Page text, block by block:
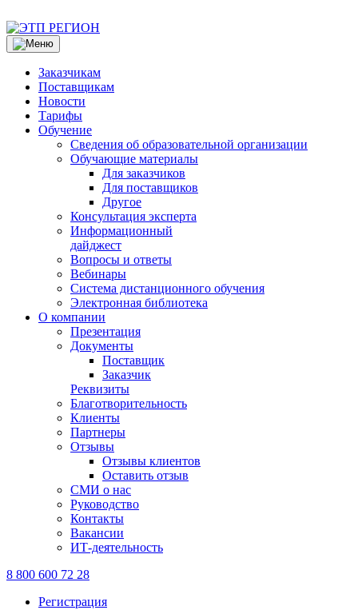
Заказчикам
Поставщикам
Новости
Тарифы
Обучение
Сведения об образовательной организации
Обучающие материалы
Для заказчиков
Для поставщиков
Другое
Консультация эксперта
Информационный
дайджест
Вопросы и ответы
Вебинары
Система дистанционного обучения
Электронная библиотека
О компании
Презентация
Документы
Поставщик
Заказчик
Реквизиты
Благотворительность
Клиенты
Партнеры
Отзывы
Отзывы клиентов
Оставить отзыв
СМИ о нас
Руководство
Контакты
Вакансии
ИТ-деятельность
8 800 600 72 28
Регистрация